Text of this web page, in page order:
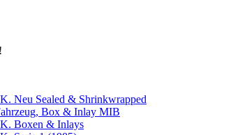
Neu Sealed & Shrinkwrapped
Box & Inlay MIB
Boxen & Inlays